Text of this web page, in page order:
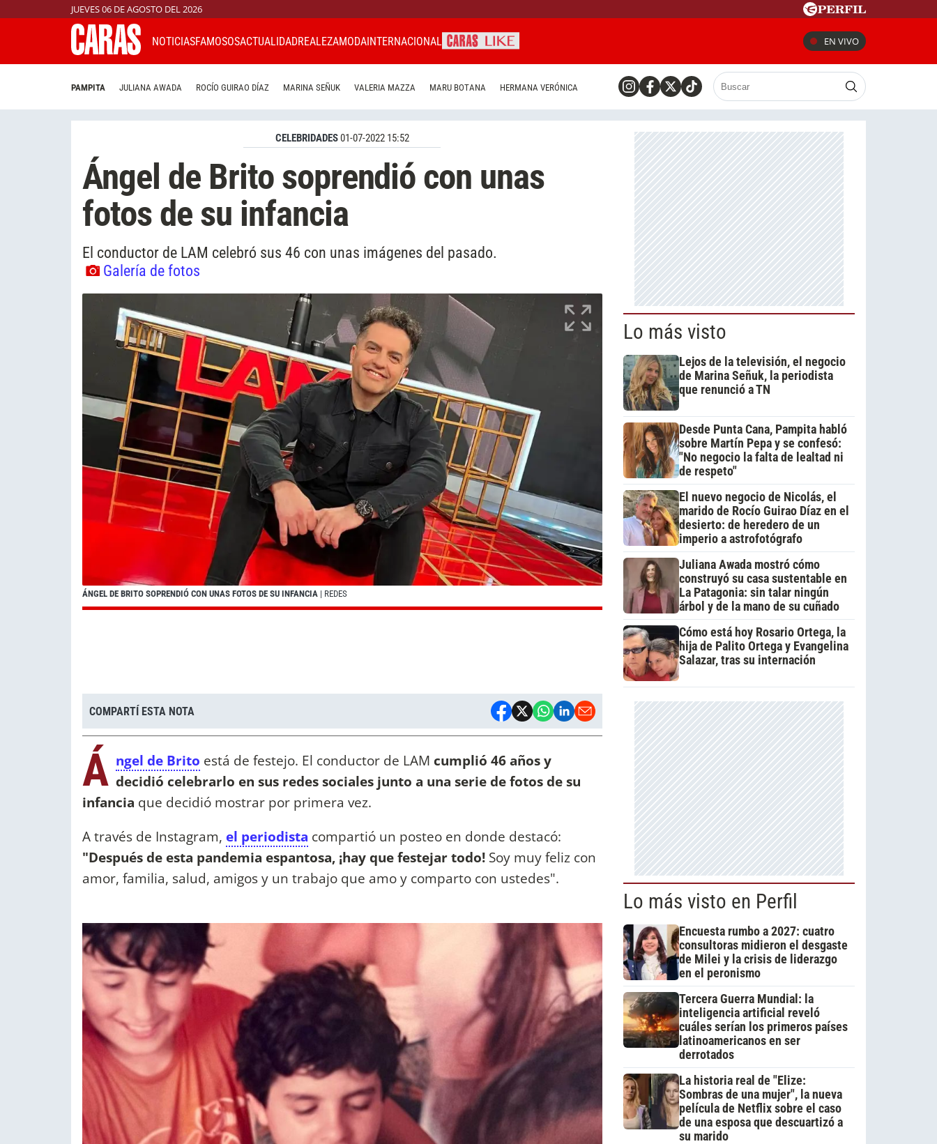
JUEVES 06 DE AGOSTO DEL 2026
NOTICIASFAMOSOSACTUALIDADREALEZAMODAINTERNACIONAL EN VIVO
PAMPITA JULIANA AWADA ROCÍO GUIRAO DÍAZ MARINA SEÑUK VALERIA MAZZA MARU BOTANA HERMANA VERÓNICA
CELEBRIDADES01-07-2022 15:52
Ángel de Brito soprendió con unas
fotos de su infancia
El conductor de LAM celebró sus 46 con unas imágenes del pasado.
Galería de fotos
ÁNGEL DE BRITO SOPRENDIÓ CON UNAS FOTOS DE SU INFANCIA | REDES
COMPARTÍ ESTA NOTA
Á ngel de Brito está de festejo. El conductor de LAM cumplió 46 años y
decidió celebrarlo en sus redes sociales junto a una serie de fotos de su
infancia que decidió mostrar por primera vez.
A través de Instagram, el periodista compartió un posteo en donde destacó:
"Después de esta pandemia espantosa, ¡hay que festejar todo! Soy muy feliz con
amor, familia, salud, amigos y un trabajo que amo y comparto con ustedes".
Lo más visto
Lejos de la televisión, el negocio
de Marina Señuk, la periodista
que renunció a TN
Desde Punta Cana, Pampita habló
sobre Martín Pepa y se confesó:
"No negocio la falta de lealtad ni
de respeto"
El nuevo negocio de Nicolás, el
marido de Rocío Guirao Díaz en el
desierto: de heredero de un
imperio a astrofotógrafo
Juliana Awada mostró cómo
construyó su casa sustentable en
La Patagonia: sin talar ningún
árbol y de la mano de su cuñado
Cómo está hoy Rosario Ortega, la
hija de Palito Ortega y Evangelina
Salazar, tras su internación
Lo más visto en Perfil
Encuesta rumbo a 2027: cuatro
consultoras midieron el desgaste
de Milei y la crisis de liderazgo
en el peronismo
Tercera Guerra Mundial: la
inteligencia artificial reveló
cuáles serían los primeros países
latinoamericanos en ser
derrotados
La historia real de "Elize:
Sombras de una mujer", la nueva
película de Netflix sobre el caso
de una esposa que descuartizó a
su marido